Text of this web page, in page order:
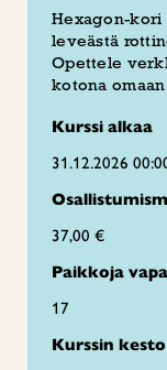
Hexagon-kori
leveästä
Opettele
kotona
Kurssi alkaa
31.12.2026
37,00 €
Paikkoja
17
Kurssin kesto